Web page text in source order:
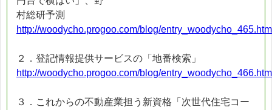
村総研予測
http://woodycho.progoo.com/blog/
２．登記情報提供サービスの「地番検索」
http://woodycho.progoo.com/blog/
３．これからの不動産業担う新資格「次世代住宅コー